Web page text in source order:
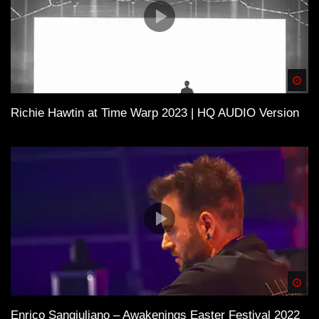
Richie Hawtin at Time Warp 2023 | HQ AUDIO Version
Enrico Sangiuliano – Awakenings Easter Festival 2022